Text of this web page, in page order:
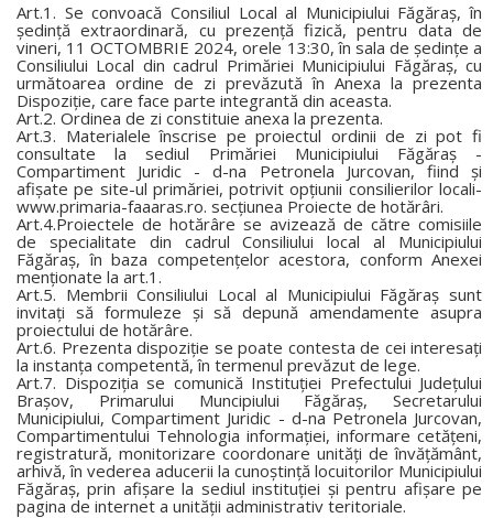
Art.1. Se convoacă Consiliul Local al Municipiului Făgăraş, în
şedinţă extraordinară, cu prezenţă fizică, pentru data de
vineri, 11 OCTOMBRIE 2024, orele 13:30, în sala de şedinţe a
Consiliului Local din cadrul Primăriei Municipiului Făgăraş, cu
următoarea ordine de zi prevăzută în Anexa la prezenta
Dispoziţie, care face parte integrantă din aceasta.
Art.2. Ordinea de zi constituie anexa la prezenta.
Art.3. Materialele înscrise pe proiectul ordinii de zi pot fi
consultate la sediul Primăriei Municipiului Făgăraş -
Compartiment Juridic - d-na Petronela Jurcovan, fiind şi
afişate pe site-ul primăriei, potrivit opţiunii consilierilor locali-
www.primaria-faaaras.ro. secţiunea Proiecte de hotărâri.
Art.4.Proiectele de hotărâre se avizează de către comisiile
de specialitate din cadrul Consiliului local al Municipiului
Făgăraş, în baza competenţelor acestora, conform Anexei
menţionate la art.1.
Art.5. Membrii Consiliului Local al Municipiului Făgăraş sunt
invitaţi să formuleze şi să depună amendamente asupra
proiectului de hotărâre.
Art.6. Prezenta dispoziţie se poate contesta de cei interesaţi
la instanţa competentă, în termenul prevăzut de lege.
Art.7. Dispoziţia se comunică Instituţiei Prefectului Judeţului
Braşov, Primarului Muncipiului Făgăraş, Secretarului
Municipiului, Compartiment Juridic - d-na Petronela Jurcovan,
Compartimentului Tehnologia informaţiei, informare cetăţeni,
registratură, monitorizare coordonare unităţi de învăţământ,
arhivă, în vederea aducerii la cunoştinţă locuitorilor Municipiului
Făgăraş, prin afişare la sediul instituţiei şi pentru afişare pe
pagina de internet a unităţii administrativ teritoriale.